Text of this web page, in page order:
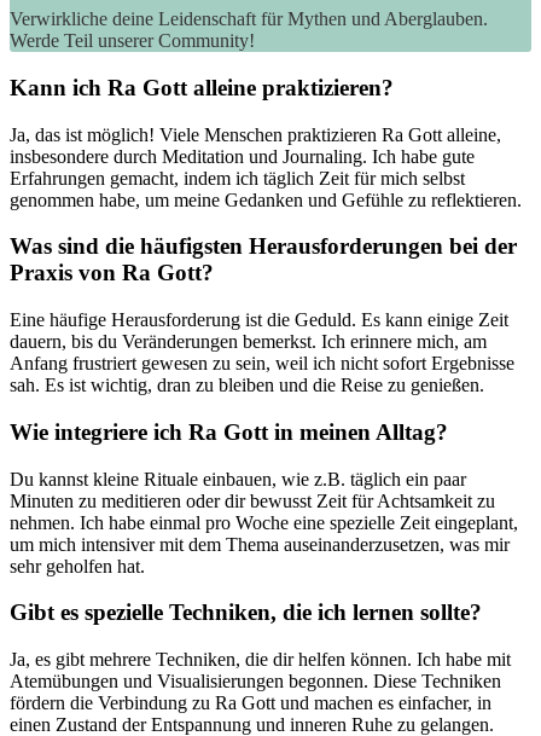
Verwirkliche deine Leidenschaft für Mythen und Aberglauben.
Werde Teil unserer Community!
Kann⁢ ich ⁢Ra Gott‍ alleine praktizieren?
Ja, das ist möglich! Viele ​Menschen‍ praktizieren Ra Gott alleine,
insbesondere‍ durch⁤ Meditation und Journaling. Ich ⁤habe gute
⁢Erfahrungen gemacht,⁢ indem ich täglich Zeit für mich⁤ selbst
genommen habe, um⁤ meine Gedanken und Gefühle ⁣zu reflektieren.
Was⁣ sind die häufigsten ​Herausforderungen bei der
Praxis von ⁢Ra Gott?
Eine häufige‍ Herausforderung ist ⁣die Geduld. Es kann​ einige Zeit
dauern, ⁢bis du Veränderungen bemerkst. Ich erinnere mich, am
Anfang frustriert gewesen zu sein,⁤ weil ⁤ich nicht‍ sofort Ergebnisse
sah. Es​ ist wichtig, dran zu bleiben ⁢und die ​Reise zu genießen.
Wie integriere ich Ra Gott⁤ in meinen Alltag?
Du ⁢kannst kleine Rituale einbauen, wie z.B. täglich ein⁤ paar
Minuten zu meditieren oder dir⁢ bewusst ‌Zeit für Achtsamkeit zu
nehmen. Ich⁤ habe einmal ⁣pro Woche⁤ eine spezielle Zeit eingeplant,
um mich intensiver mit ‍dem⁣ Thema ⁣auseinanderzusetzen, was mir
sehr geholfen⁣ hat.
Gibt es spezielle ⁣Techniken, die ⁤ich⁣ lernen sollte?
Ja, es‍ gibt ​mehrere Techniken, die dir ⁤helfen können. Ich habe ⁤mit⁢
Atemübungen und Visualisierungen ‌begonnen. Diese Techniken
fördern die Verbindung zu Ra Gott​ und machen es einfacher, in
einen Zustand der Entspannung und inneren Ruhe zu gelangen.